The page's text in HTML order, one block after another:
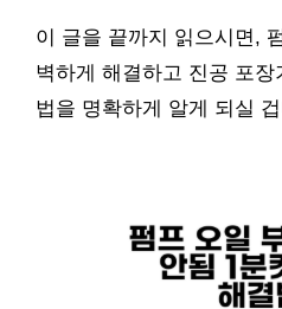
이 글을 끝까지 읽으시면,
벽하게 해결하고 진공 포
법을 명확하게 알게 되실